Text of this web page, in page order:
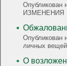
Опубликован
ИЗМЕНЕНИЯ
Опубликован
личных